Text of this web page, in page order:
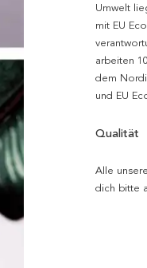
Umwelt
mit EU
arbeiten
dem
und EU
Qualität
Alle
dich bitte